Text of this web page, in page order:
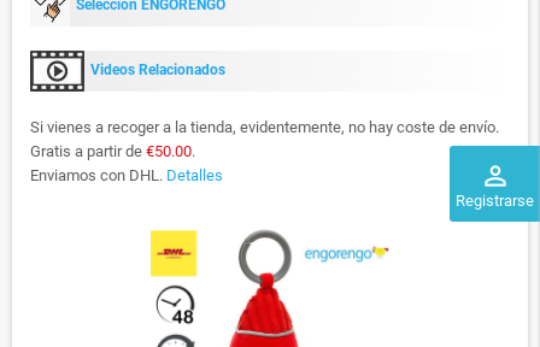
perm_identity
Registrarse
Selección ENGORENGO
Videos Relacionados
Si vienes a recoger a la tienda, evidentemente, no hay coste de envío.
Gratis a partir de €50.00.
Enviamos con DHL. Detalles